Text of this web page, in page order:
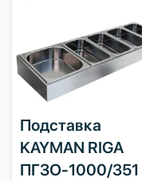
Подставка
KAYMAN RIGA
ПГЗО-1000/351